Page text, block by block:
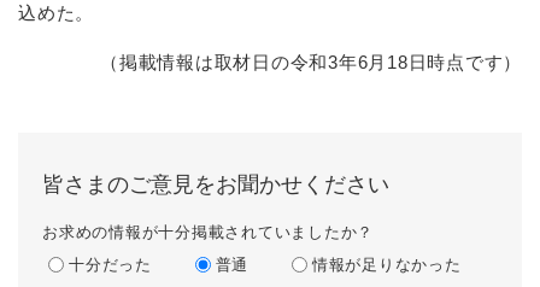
込めた。
（掲載情報は取材日の令和3年6月18日時点です）
皆さまのご意見をお聞かせください
お求めの情報が十分掲載されていましたか？
十分だった
普通 情報が足りなかった